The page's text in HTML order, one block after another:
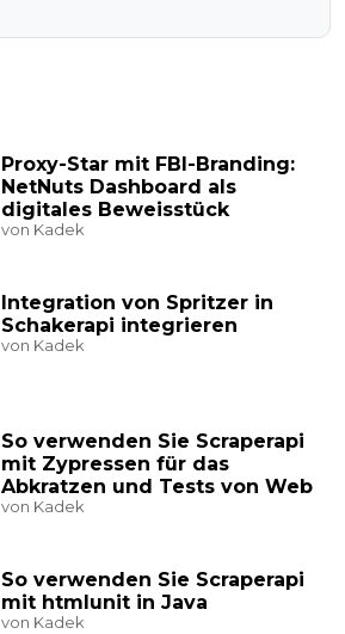
Proxy-Star mit FBI-Branding:
NetNuts Dashboard als
digitales Beweisstück
von Kadek
Integration von Spritzer in
Schakerapi integrieren
von Kadek
So verwenden Sie Scraperapi
mit Zypressen für das
Abkratzen und Tests von Web
von Kadek
So verwenden Sie Scraperapi
mit htmlunit in Java
von Kadek